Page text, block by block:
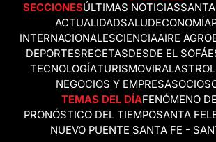
SECCIONESÚLTIMAS NOTICIAS
ACTUALIDADSALUDECONOMÍA
INTERNACIONALESCIENCIAAIRE AGRO
DEPORTESRECETASDESDE EL SOFÁ
TECNOLOGÍATURISMOVIRAL
NEGOCIOS Y EMPRESASOCIO
TEMAS DEL DÍAFENÓMENO
PRONÓSTICO DEL TIEMPOSANTA FE
NUEVO PUENTE SANTA FE -